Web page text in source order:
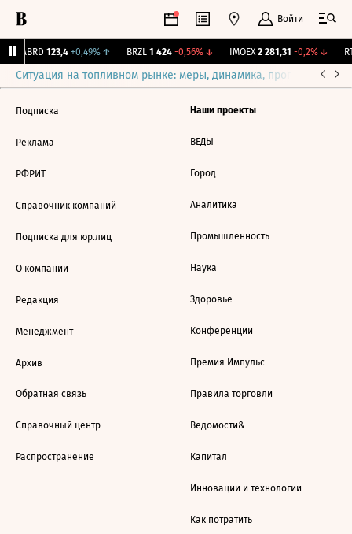
Войти
ABRD 123,4 +0,49%↑ BRZL 1 424 -0,56%↓ IMOEX 2 281,31 -0,2%↓
Ситуация на топливном рынке: меры, динамика, прогнозы
Подписка
Реклама
РФРИТ
Справочник компаний
Подписка для юр.лиц
О компании
Редакция
Менеджмент
Архив
Обратная связь
Справочный центр
Распространение
Наши проекты
ВЕДЫ
Город
Аналитика
Промышленность
Наука
Здоровье
Конференции
Премия Импульс
Правила торговли
Ведомости&
Капитал
Инновации и технологии
Как потратить